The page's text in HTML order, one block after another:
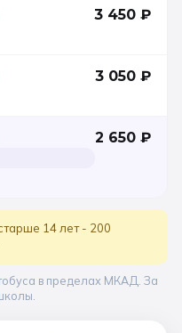
3 450 ₽
3 050 ₽
2 650 ₽
14 лет - 200
в пределах МКАД. За